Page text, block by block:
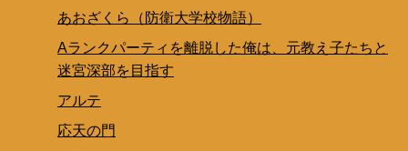
あおざくら（防衛大学校物語）
Aランクパーティを離脱した俺は、元教え子たちと
迷宮深部を目指す
アルテ
応天の門